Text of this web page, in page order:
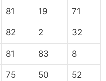
81 19 71
82 2 32
81 83 8
75 50 52